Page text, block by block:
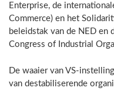
Enterprise, de
Commerce) en het
beleidstak van de NED en
Congress of Industrial
De waaier van VS-
van destabiliserende